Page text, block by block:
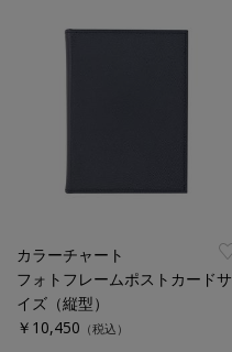
カラーチャート
フォトフレームポストカードサ
イズ（縦型）
￥10,450 （税込）